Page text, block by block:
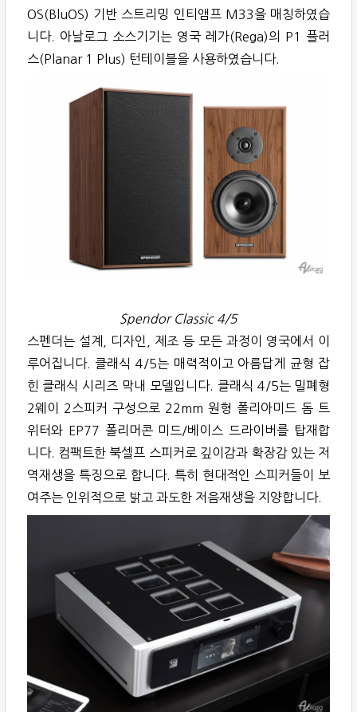
OS(BluOS) 기반 스트리밍 인티앰프 M33을 매칭하였습
니다. 아날로그 소스기기는 영국 레가(Rega)의 P1 플러
스(Planar 1 Plus) 턴테이블을 사용하였습니다.
Spendor Classic 4/5
스펜더는 설계, 디자인, 제조 등 모든 과정이 영국에서 이
루어집니다. 클래식 4/5는 매력적이고 아름답게 균형 잡
힌 클래식 시리즈 막내 모델입니다. 클래식 4/5는 밀폐형
2웨이 2스피커 구성으로 22mm 원형 폴리아미드 돔 트
위터와 EP77 폴리머콘 미드/베이스 드라이버를 탑재합
니다. 컴팩트한 북셀프 스피커로 깊이감과 확장감 있는 저
역재생을 특징으로 합니다. 특히 현대적인 스피커들이 보
여주는 인위적으로 밝고 과도한 저음재생을 지양합니다.